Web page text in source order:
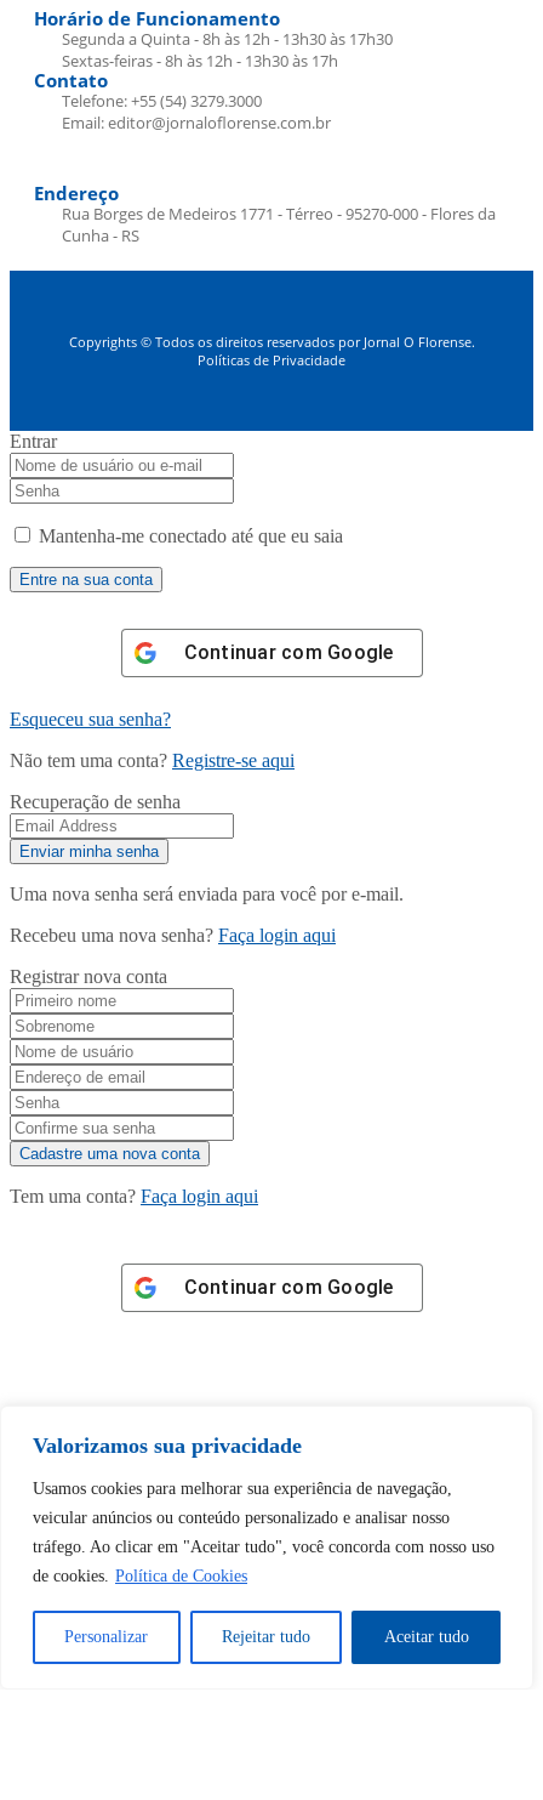
Valorizamos sua privacidade
Usamos cookies para melhorar sua experiência de navegação,
veicular anúncios ou conteúdo personalizado e analisar nosso
tráfego. Ao clicar em "Aceitar tudo", você concorda com nosso uso
de cookies. Política de Cookies
Personalizar Rejeitar tudo Aceitar tudo
Horário de Funcionamento
Segunda a Quinta - 8h às 12h - 13h30 às 17h30
Sextas-feiras - 8h às 12h - 13h30 às 17h
Contato
Telefone: +55 (54) 3279.3000
Email: editor@jornaloflorense.com.br
Endereço
Rua Borges de Medeiros 1771 - Térreo - 95270-000 - Flores da
Cunha - RS
Copyrights © Todos os direitos reservados por Jornal O Florense.
Políticas de Privacidade
Entrar
Mantenha-me conectado até que eu saia
Continuar com Google
Esqueceu sua senha?
Não tem uma conta? Registre-se aqui
Recuperação de senha
Uma nova senha será enviada para você por e-mail.
Recebeu uma nova senha? Faça login aqui
Registrar nova conta
Tem uma conta? Faça login aqui
Continuar com Google
Tem certeza de que deseja
desbloquear esta publicação?
Desbloquear esquerda : 0
Sim